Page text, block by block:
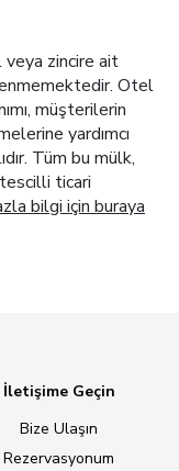
zincire ait
Otel
müşterilerin
yardımcı
Tüm bu mülk,
ticari
bilgi için buraya
İletişime Geçin
Bize Ulaşın
Rezervasyonum